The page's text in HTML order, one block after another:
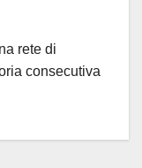
rete di
consecutiva